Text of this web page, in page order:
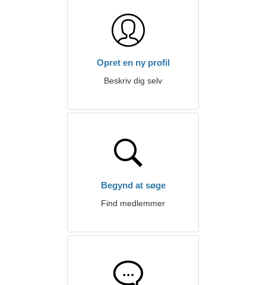
Opret en ny profil
Beskriv dig selv
Begynd at søge
Find medlemmer